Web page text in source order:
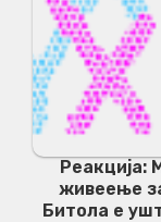
Реакција:
живеење
Битола е